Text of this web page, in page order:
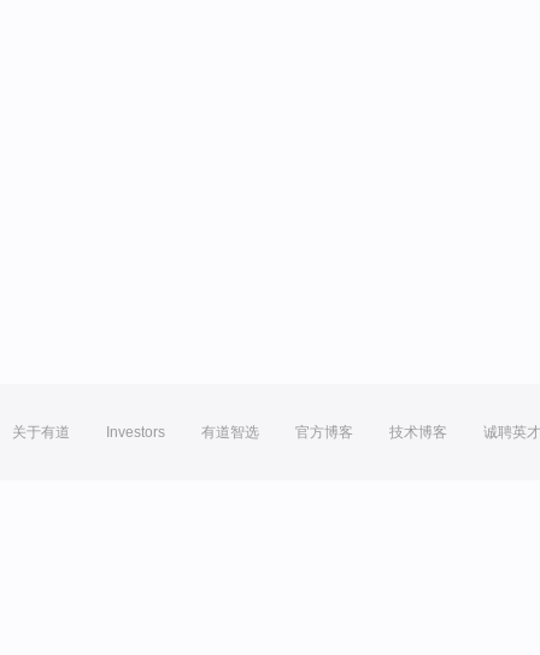
关于有道 Investors 有道智选 官方博客 技术博客 诚聘英才